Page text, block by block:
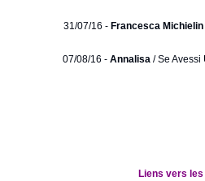
31/07/16 - Francesca Michielin
07/08/16 - Annalisa / Se Avessi
Liens vers les